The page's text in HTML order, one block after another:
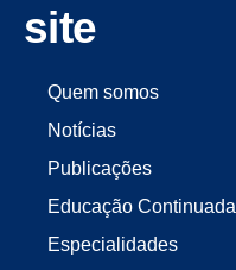
site
Quem somos
Notícias
Publicações
Educação Continuada
Especialidades